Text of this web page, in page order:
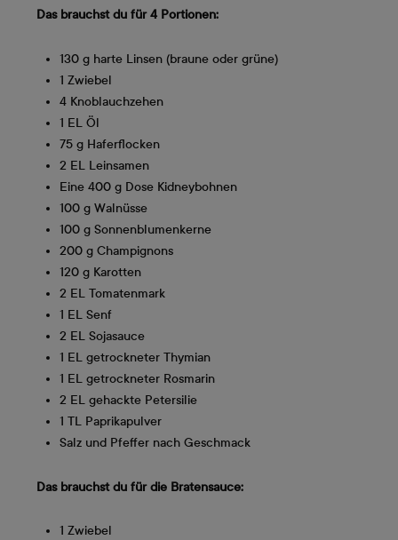
Das brauchst du für 4 Portionen:
130 g harte Linsen (braune oder grüne)
1 Zwiebel
4 Knoblauchzehen
1 EL Öl
75 g Haferflocken
2 EL Leinsamen
Eine 400 g Dose Kidneybohnen
100 g Walnüsse
100 g Sonnenblumenkerne
200 g Champignons
120 g Karotten
2 EL Tomatenmark
1 EL Senf
2 EL Sojasauce
1 EL getrockneter Thymian
1 EL getrockneter Rosmarin
2 EL gehackte Petersilie
1 TL Paprikapulver
Salz und Pfeffer nach Geschmack
Das brauchst du für die Bratensauce:
1 Zwiebel